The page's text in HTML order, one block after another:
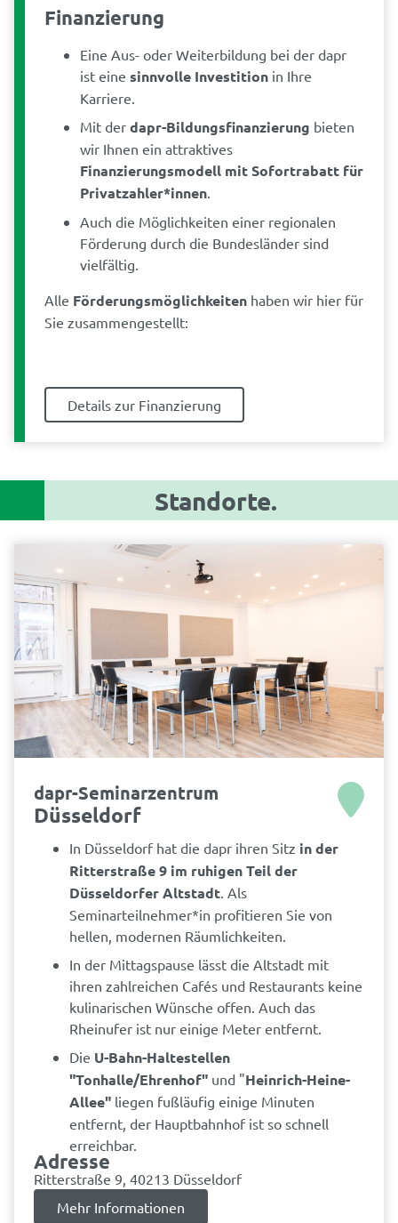
Finanzierung
Eine Aus- oder Weiterbildung bei der dapr
ist eine sinnvolle Investitionin Ihre
Karriere.
Mit der dapr-Bildungsfinanzierung bieten
wir Ihnen ein attraktives
Finanzierungsmodell mit Sofortrabatt für
Privatzahler*innen.
Auch die Möglichkeiten einer regionalen
Förderung durch die Bundesländer sind
vielfältig.
Alle Förderungsmöglichkeitenhaben wir hier für
Sie zusammengestellt:
Details zur Finanzierung
Standorte.
dapr-Seminarzentrum
Düsseldorf
In Düsseldorf hat die dapr ihren Sitz in der
Ritterstraße 9 im ruhigen Teil der
Düsseldorfer Altstadt. Als
Seminarteilnehmer*in profitieren Sie von
hellen, modernen Räumlichkeiten.
In der Mittagspause lässt die Altstadt mit
ihren zahlreichen Cafés und Restaurants keine
kulinarischen Wünsche offen. Auch das
Rheinufer ist nur einige Meter entfernt.
Die U-Bahn-Haltestellen
"Tonhalle/Ehrenhof"und "Heinrich-Heine-
Allee"liegen fußläufig einige Minuten
entfernt, der Hauptbahnhof ist so schnell
erreichbar.
Adresse
Ritterstraße 9, 40213 Düsseldorf
Mehr Informationen